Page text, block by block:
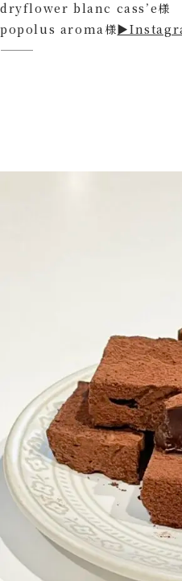
dryflower blanc cass’e様
popolus aroma様
⸻